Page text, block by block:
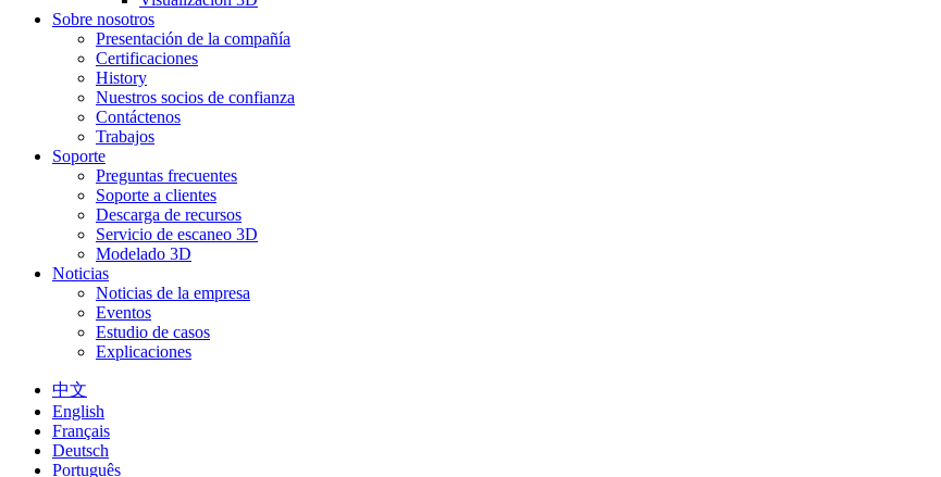
Sobre nosotros
Presentación de la compañía
Certificaciones
History
Nuestros socios de confianza
Contáctenos
Trabajos
Soporte
Preguntas frecuentes
Soporte a clientes
Descarga de recursos
Servicio de escaneo 3D
Modelado 3D
Noticias
Noticias de la empresa
Eventos
Estudio de casos
Explicaciones
中文
English
Français
Deutsch
Português